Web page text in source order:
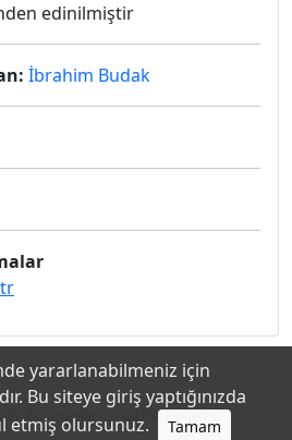
edinilmiştir
İbrahim Budak
Bulunanlar Gizlilik Politikası
yararlanabilmeniz için
Bu siteye giriş yaptığınızda
etmiş olursunuz.
Tamam